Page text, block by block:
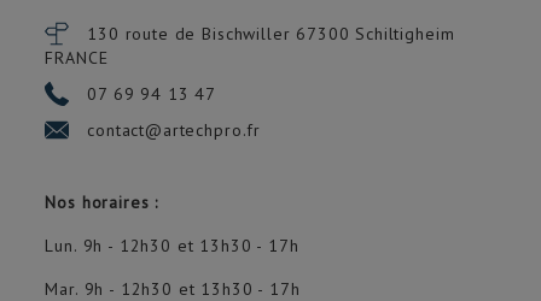
130 route de Bischwiller 67300 Schiltigheim
FRANCE
07 69 94 13 47
contact@artechpro.fr
Nos horaires :
Lun. 9h - 12h30 et 13h30 - 17h
Mar. 9h - 12h30 et 13h30 - 17h